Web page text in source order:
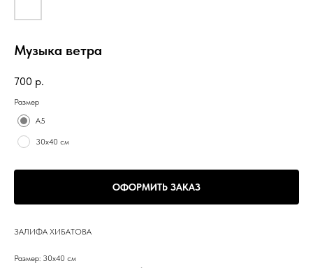
Музыка ветра
700 р.
Размер
А5
30х40 см
ОФОРМИТЬ ЗАКАЗ
ЗАЛИФА ХИБАТОВА
Размер: 30х40 см